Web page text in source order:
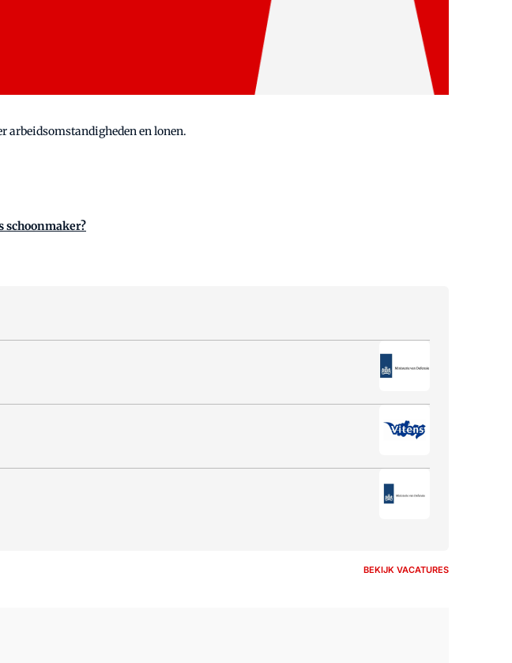
arbeidsomstandigheden en lonen.
schoonmaker?
BEKIJK VACATURES